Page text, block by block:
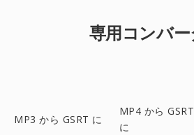
専用コンバ
MP3 から GSRT に
MP4 から GSRT
に